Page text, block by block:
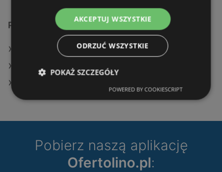
Podobne sklepy detaliczne
Oferty Leroy Merlin
Oferty Castorama
Pobierz naszą aplikację
Ofertolino.pl:
AKCEPTUJ WSZYSTKIE
ODRZUĆ WSZYSTKIE
POKAŻ SZCZEGÓŁY
POWERED BY COOKIESCRIPT